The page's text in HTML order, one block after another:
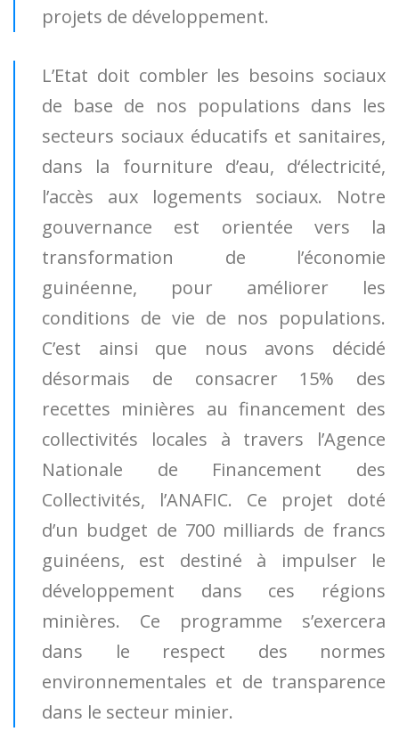
projets de développement.
L’Etat doit combler les besoins sociaux
de base de nos populations dans les
secteurs sociaux éducatifs et sanitaires,
dans la fourniture d’eau, d‘électricité,
l’accès aux logements sociaux. Notre
gouvernance est orientée vers la
transformation de l’économie
guinéenne, pour améliorer les
conditions de vie de nos populations.
C’est ainsi que nous avons décidé
désormais de consacrer 15% des
recettes minières au financement des
collectivités locales à travers l’Agence
Nationale de Financement des
Collectivités, l’ANAFIC. Ce projet doté
d’un budget de 700 milliards de francs
guinéens, est destiné à impulser le
développement dans ces régions
minières. Ce programme s’exercera
dans le respect des normes
environnementales et de transparence
dans le secteur minier.